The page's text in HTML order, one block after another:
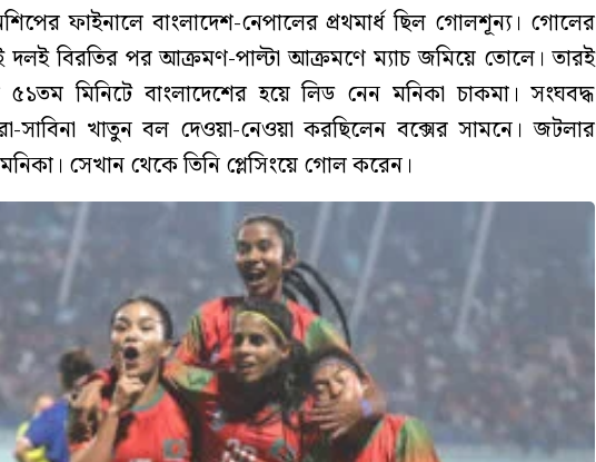
ফাইনালে বাংলাদেশ-নেপালের প্রথমার্ধ ছিল গোলশূন্য। গোলের
দলই বিরতির পর আক্রমণ-পাল্টা আক্রমণে ম্যাচ জমিয়ে তোলে। তারই
৫১তম মিনিটে বাংলাদেশের হয়ে লিড নেন মনিকা চাকমা। সংঘবদ্ধ
সাবিনা খাতুন বল দেওয়া-নেওয়া করছিলেন বক্সের সামনে। জটলার
সেখান থেকে তিনি প্লেসিংয়ে গোল করেন।